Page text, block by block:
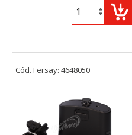
Cód. Fersay: 4648050